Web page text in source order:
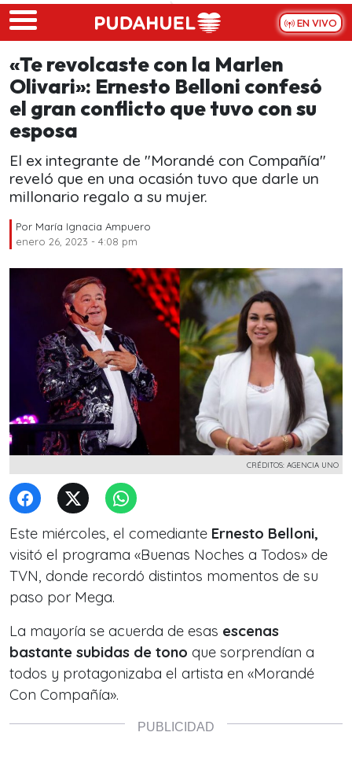
Skip to main content
EN VIVO
«Te revolcaste con la Marlen
Olivari»: Ernesto Belloni confesó
el gran conflicto que tuvo con su
esposa
El ex integrante de "Morandé con Compañía"
reveló que en una ocasión tuvo que darle un
millonario regalo a su mujer.
Por María Ignacia Ampuero
enero 26, 2023 - 4:08 pm
CRÉDITOS: AGENCIA UNO
Este miércoles, el comediante Ernesto Belloni,
visitó el programa «Buenas Noches a Todos» de
TVN, donde recordó distintos momentos de su
paso por Mega.
La mayoría se acuerda de esas escenas
bastante subidas de tono que sorprendían a
todos y protagonizaba el artista en «Morandé
Con Compañía».